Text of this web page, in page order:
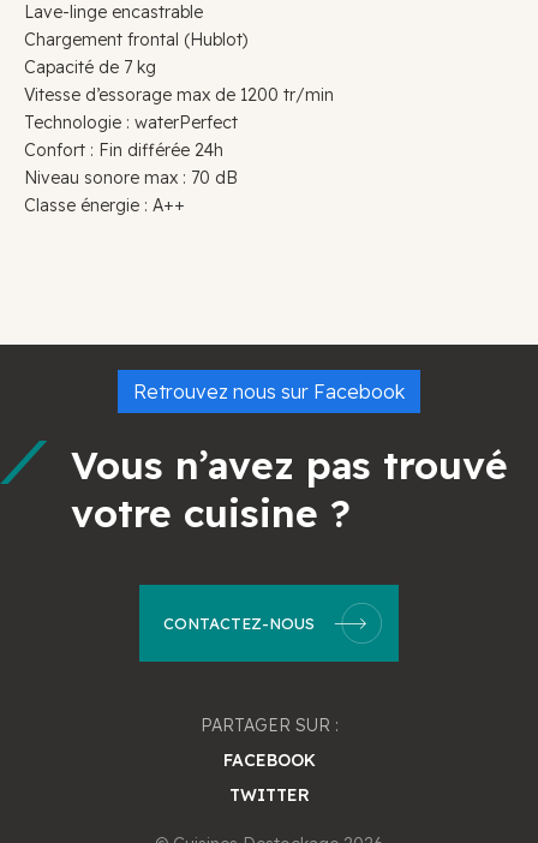
Lave-linge encastrable
Chargement frontal (Hublot)
Capacité de 7 kg
Vitesse d’essorage max de 1200 tr/min
Technologie : waterPerfect
Confort : Fin différée 24h
Niveau sonore max : 70 dB
Classe énergie : A++
Retrouvez nous sur Facebook
Vous n’avez pas trouvé
votre cuisine ?
CONTACTEZ-NOUS
PARTAGER SUR :
FACEBOOK
TWITTER